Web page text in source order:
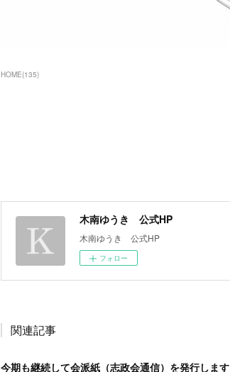
HOME(135)
木南ゆうき 公式HP
木南ゆうき 公式HP
フォロー
関連記事
今期も継続して会派紙（志政会通信）を発行します